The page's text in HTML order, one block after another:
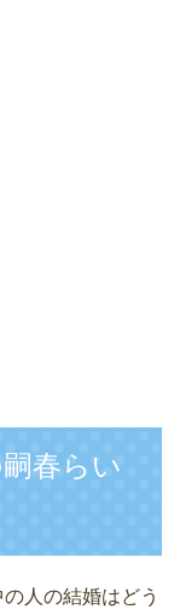
春らい
人の結婚はどう